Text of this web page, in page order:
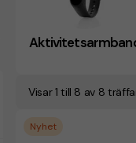
Visar 1 till 8 av 8
Nyhet